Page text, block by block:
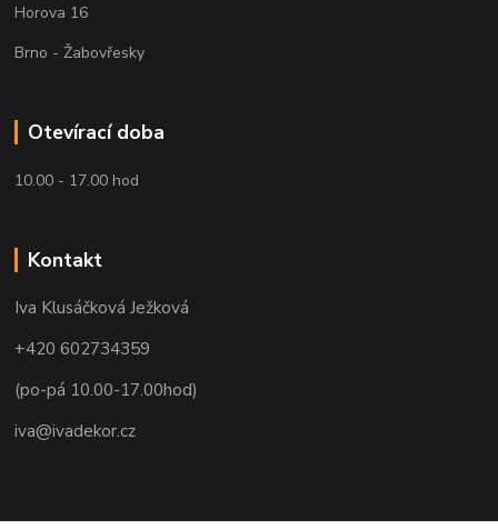
Horova 16
Brno - Žabovřesky
Otevírací doba
10.00 - 17.00 hod
Kontakt
Iva Klusáčková Ježková
+420 602734359
(po-pá 10.00-17.00hod)
iva@ivadekor.cz